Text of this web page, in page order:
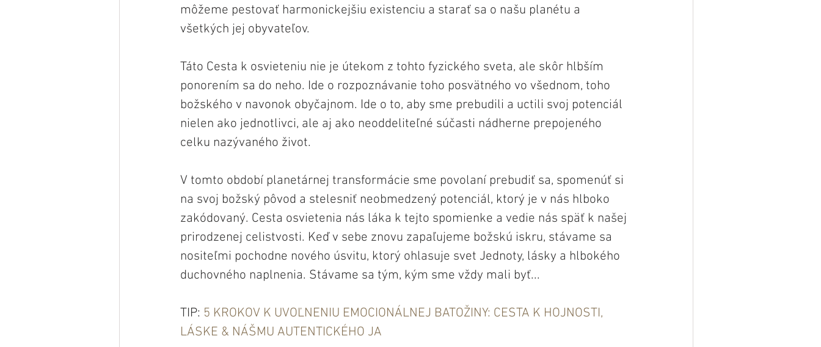
môžeme pestovať harmonickejšiu existenciu a starať sa o našu planétu a
všetkých jej obyvateľov.
Táto Cesta k osvieteniu nie je útekom z tohto fyzického sveta, ale skôr hlbším
ponorením sa do neho. Ide o rozpoznávanie toho posvätného vo všednom, toho
božského v navonok obyčajnom. Ide o to, aby sme prebudili a uctili svoj potenciál
nielen ako jednotlivci, ale aj ako neoddeliteľné súčasti nádherne prepojeného
celku nazývaného život.
V tomto období planetárnej transformácie sme povolaní prebudiť sa, spomenúť si
na svoj božský pôvod a stelesniť neobmedzený potenciál, ktorý je v nás hlboko
zakódovaný. Cesta osvietenia nás láka k tejto spomienke a vedie nás späť k našej
prirodzenej celistvosti. Keď v sebe znovu zapaľujeme božskú iskru, stávame sa
nositeľmi pochodne nového úsvitu, ktorý ohlasuje svet Jednoty, lásky a hlbokého
duchovného naplnenia. Stávame sa tým, kým sme vždy mali byť...
TIP: 5 KROKOV K UVOĽNENIU EMOCIONÁLNEJ BATOŽINY: CESTA K HOJNOSTI,
LÁSKE & NÁŠMU AUTENTICKÉHO JA